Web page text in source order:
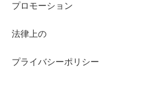
プロモーション
法律上の
プライバシーポリシー